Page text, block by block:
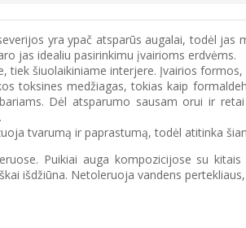
yra ypač atsparūs augalai, todėl
jas idealiu pasirinkimu įvairioms erdvėms.
šiuolaikiniame interjere. Įvairios
toksines medžiagas, tokias kaip
Dėl atsparumo sausam orui ir
tvarumą ir paprastumą, todėl atitinka
Puikiai auga kompozicijose su
išdžiūna. Netoleruoja vandens